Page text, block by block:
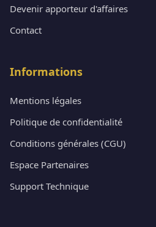
Devenir apporteur d'affaires
Contact
Informations
Mentions légales
Politique de confidentialité
Conditions générales (CGU)
Espace Partenaires
Support Technique